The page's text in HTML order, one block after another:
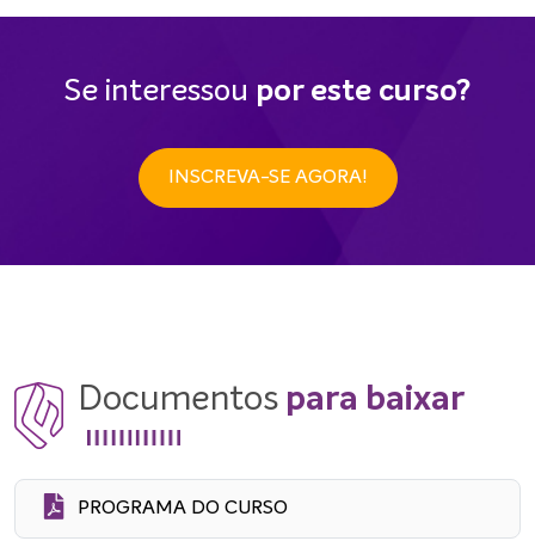
Se interessou por este curso?
INSCREVA-SE AGORA!
Documentos para baixar
PROGRAMA DO CURSO